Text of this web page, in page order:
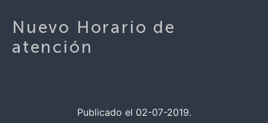
Nuevo Horario de
atención
Publicado el 02-07-2019.